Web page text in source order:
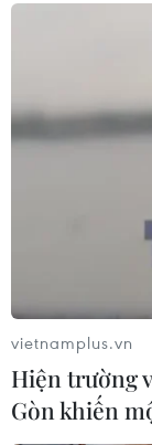
vietnamplus.vn
Hiện trường
Gòn khiến